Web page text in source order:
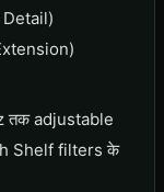
तक adjustable
Shelf filters के